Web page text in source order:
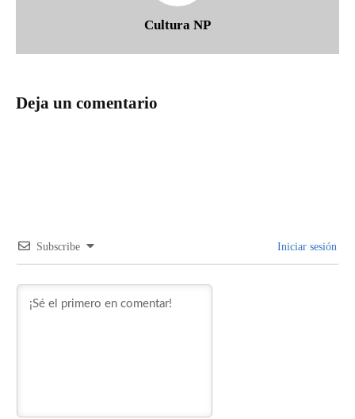
Cultura NP
Deja un comentario
Subscribe Iniciar sesión